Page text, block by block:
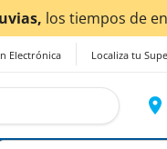
entregapodrían
Electrónica Localiza tu